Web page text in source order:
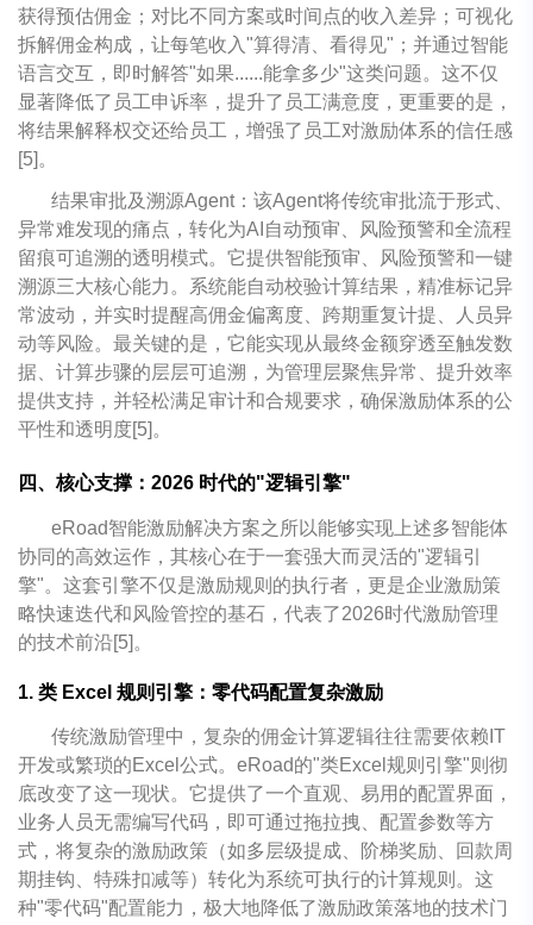
获得预估佣金；对比不同方案或时间点的收入差异；可视化
拆解佣金构成，让每笔收入"算得清、看得见"；并通过智能
语言交互，即时解答"如果......能拿多少"这类问题。这不仅
显著降低了员工申诉率，提升了员工满意度，更重要的是，
将结果解释权交还给员工，增强了员工对激励体系的信任感
[5]。
结果审批及溯源Agent：该Agent将传统审批流于形式、
异常难发现的痛点，转化为AI自动预审、风险预警和全流程
留痕可追溯的透明模式。它提供智能预审、风险预警和一键
溯源三大核心能力。系统能自动校验计算结果，精准标记异
常波动，并实时提醒高佣金偏离度、跨期重复计提、人员异
动等风险。最关键的是，它能实现从最终金额穿透至触发数
据、计算步骤的层层可追溯，为管理层聚焦异常、提升效率
提供支持，并轻松满足审计和合规要求，确保激励体系的公
平性和透明度[5]。
四、核心支撑：2026 时代的"逻辑引擎"
eRoad智能激励解决方案之所以能够实现上述多智能体
协同的高效运作，其核心在于一套强大而灵活的"逻辑引
擎"。这套引擎不仅是激励规则的执行者，更是企业激励策
略快速迭代和风险管控的基石，代表了2026时代激励管理
的技术前沿[5]。
1. 类 Excel 规则引擎：零代码配置复杂激励
传统激励管理中，复杂的佣金计算逻辑往往需要依赖IT
开发或繁琐的Excel公式。eRoad的"类Excel规则引擎"则彻
底改变了这一现状。它提供了一个直观、易用的配置界面，
业务人员无需编写代码，即可通过拖拉拽、配置参数等方
式，将复杂的激励政策（如多层级提成、阶梯奖励、回款周
期挂钩、特殊扣减等）转化为系统可执行的计算规则。这
种"零代码"配置能力，极大地降低了激励政策落地的技术门